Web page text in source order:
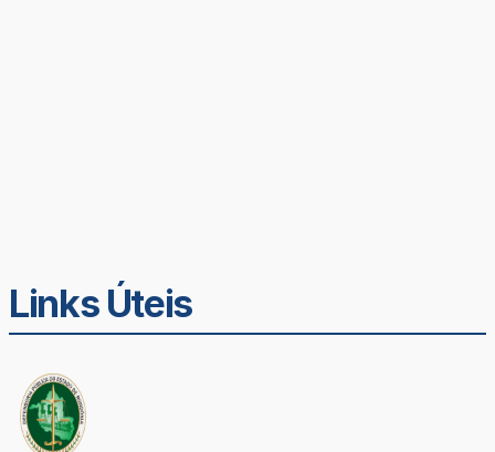
Links Úteis